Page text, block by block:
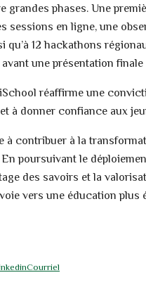
grandes phases. Une
sessions en ligne, une
12 hackathons
une présentation
réaffirme une
à donner confiance aux
à contribuer à la
poursuivant le
des savoirs et la
vers une éducation
Courriel